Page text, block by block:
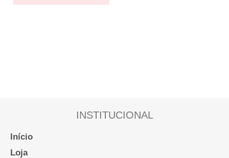
INSTITUCIONAL
Início
Loja